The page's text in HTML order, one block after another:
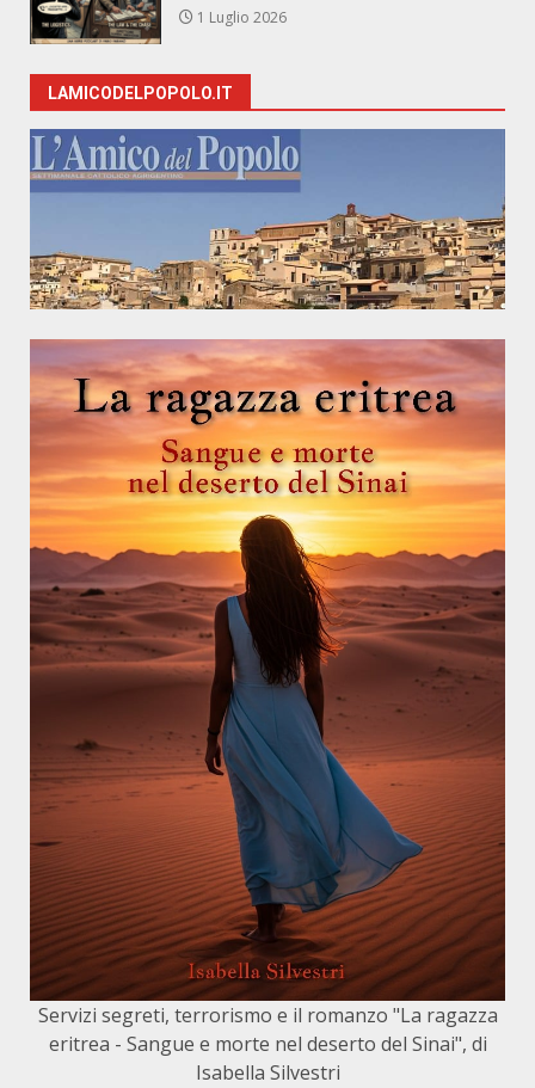
1 Luglio 2026
LAMICODELPOPOLO.IT
Servizi segreti, terrorismo e il romanzo "La ragazza
eritrea - Sangue e morte nel deserto del Sinai", di
Isabella Silvestri